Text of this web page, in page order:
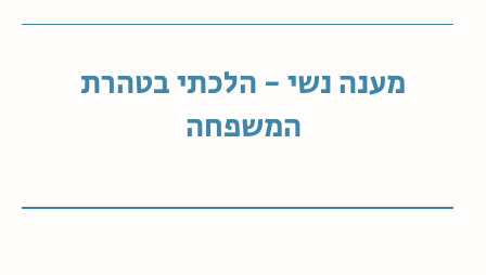
מענה נשי - הלכתי בטהרת
המשפחה